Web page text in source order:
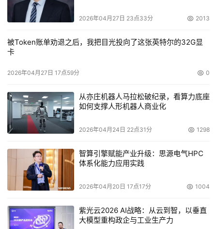
2026年04月27日 23点33分 2013
被Token账单劝退之后，我把目光投向了这张英特尔的32G显
卡
2026年04月27日 17点59分 0
从亦庄机器人马拉松破纪录，看算力底座
如何支撑人形机器人商业化
2026年04月24日 22点31分 1298
智算引擎赋能产业升级：思源电气HPC
体系化能力应用实践
2026年04月20日 17点17分 1004
紫光云2026 AI战略：从云到智，以垂直
大模型重构政企与工业生产力